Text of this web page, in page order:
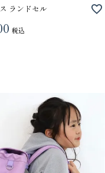
ランドセル
税込